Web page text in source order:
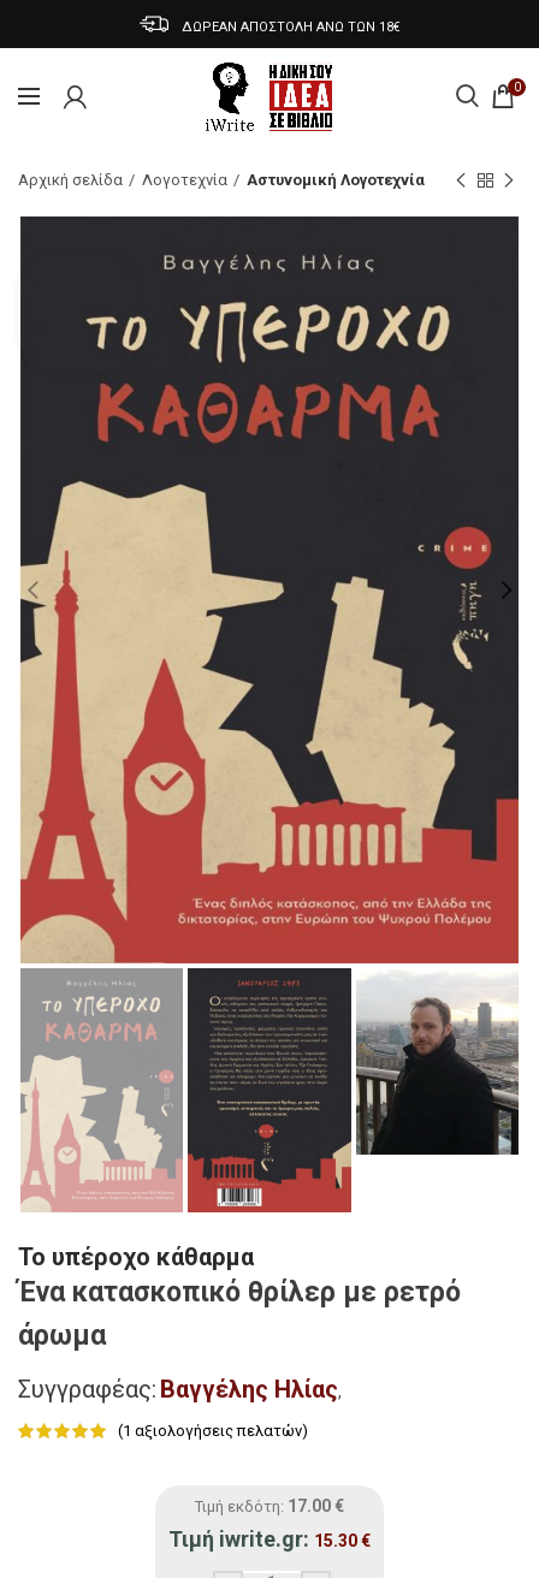
ΔΩΡΕΑΝ ΑΠΟΣΤΟΛΗ ΑΝΩ ΤΩΝ 18€
0
Αρχική σελίδα Λογοτεχνία Αστυνομική Λογοτεχνία
Προβολή Βίντεο
Το υπέροχο κάθαρμα
Ένα κατασκοπικό θρίλερ με ρετρό
άρωμα
Συγγραφέας: Βαγγέλης Ηλίας,
(1 αξιολογήσεις πελατών)
Τιμή εκδότη: 17.00 €
Τιμή iwrite.gr: 15.30€